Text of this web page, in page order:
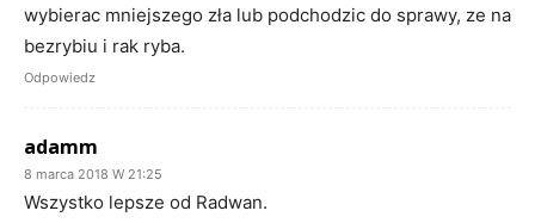
wybierac mniejszego zła lub podchodzic do sprawy, ze na
bezrybiu i rak ryba.
Odpowiedz
adamm
8 marca 2018 W 21:25
Wszystko lepsze od Radwan.